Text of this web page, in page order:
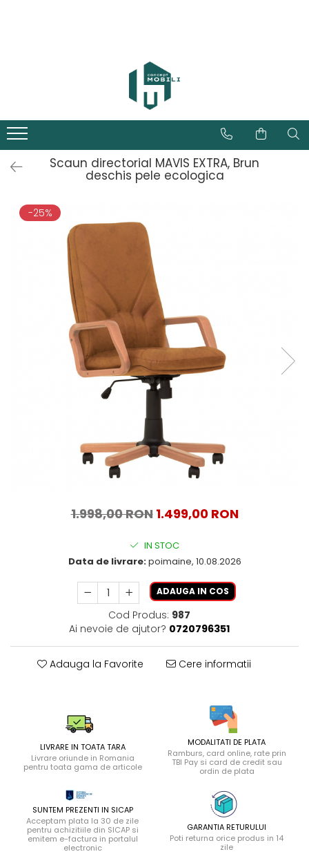
Scaun directorial MAVIS EXTRA, Brun
deschis pele ecologica
-25%
1.998,00 RON 1.499,00 RON
IN STOC
Data de livrare:poimaine, 10.08.2026
ADAUGA IN COS
Cod Produs: 987
Ai nevoie de ajutor? 0720796351
Adauga la Favorite Cere informatii
LIVRARE IN TOATA TARA
Livrare oriunde in Romania
pentru toata gama de articole
MODALITATI DE PLATA
Ramburs, card online, rate prin
TBI Pay si card de credit sau
ordin de plata
SUNTEM PREZENTI IN SICAP
Acceptam plata la 30 de zile
pentru achizitiile din SICAP si
emitem e-factura in portalul
electronic
GARANTIA RETURULUI
Poti returna orice produs in 14
zile